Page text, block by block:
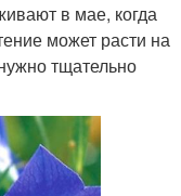
в мае, когда
может расти на
тщательно